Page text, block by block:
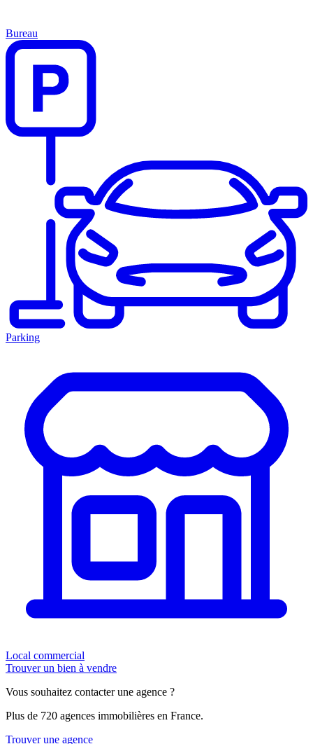
Bureau
Parking
Local commercial
Trouver un bien à vendre
Vous souhaitez contacter une agence ?
Plus de 720 agences immobilières en France.
Trouver une agence